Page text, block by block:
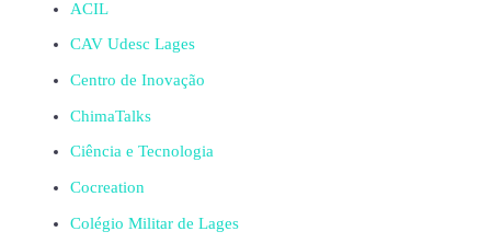
ACIL
CAV Udesc Lages
Centro de Inovação
ChimaTalks
Ciência e Tecnologia
Cocreation
Colégio Militar de Lages